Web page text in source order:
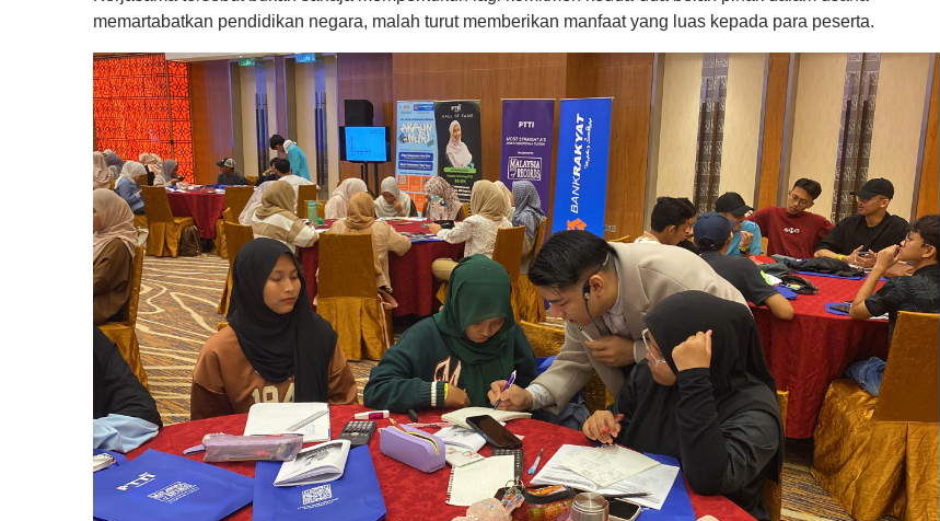
memartabatkan pendidikan negara, malah turut memberikan manfaat yang luas kepada para peserta.